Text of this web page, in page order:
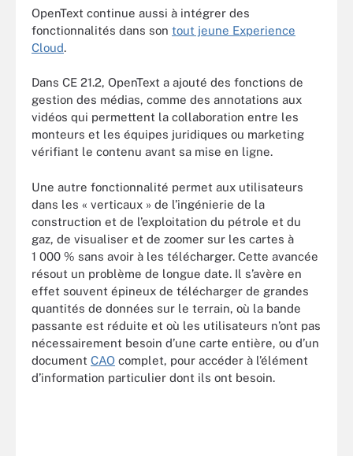
OpenText continue aussi à intégrer des
fonctionnalités dans son tout jeune Experience
Cloud.
Dans CE 21.2, OpenText a ajouté des fonctions de
gestion des médias, comme des annotations aux
vidéos qui permettent la collaboration entre les
monteurs et les équipes juridiques ou marketing
vérifiant le contenu avant sa mise en ligne.
Une autre fonctionnalité permet aux utilisateurs
dans les « verticaux » de l’ingénierie de la
construction et de l’exploitation du pétrole et du
gaz, de visualiser et de zoomer sur les cartes à
1 000 % sans avoir à les télécharger. Cette avancée
résout un problème de longue date. Il s’avère en
effet souvent épineux de télécharger de grandes
quantités de données sur le terrain, où la bande
passante est réduite et où les utilisateurs n’ont pas
nécessairement besoin d’une carte entière, ou d’un
document CAO complet, pour accéder à l’élément
d’information particulier dont ils ont besoin.